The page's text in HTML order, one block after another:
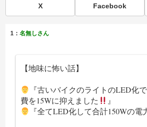
X Facebook
1：名無しさん
【地味に怖い話】
『古いバイクのライトのLED化
費を15Wに抑えました
』
『全てLED化して合計150Wの電